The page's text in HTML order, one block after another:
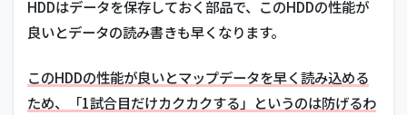
HDDはデータを保存しておく部品で、このHDDの性能が
良いとデータの読み書きも早くなります。
このHDDの性能が良いとマップデータを早く読み込める
ため、「1試合目だけカクカクする」というのは防げるわ